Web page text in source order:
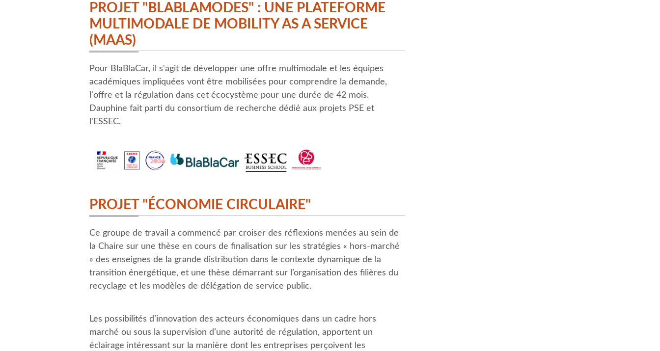
PROJET "BLABLAMODES" : UNE PLATEFORME
MULTIMODALE DE MOBILITY AS A SERVICE
(MAAS)
Pour BlaBlaCar, il s'agit de développer une offre multimodale et les équipes
académiques impliquées vont être mobilisées pour comprendre la demande,
l'offre et la régulation dans cet écocystème pour une durée de 42 mois.
Dauphine fait parti du consortium de recherche dédié aux projets PSE et
l'ESSEC.
PROJET "ÉCONOMIE CIRCULAIRE"
Ce groupe de travail a commencé par croiser des réflexions menées au sein de
la Chaire sur une thèse en cours de finalisation sur les stratégies « hors-marché
» des enseignes de la grande distribution dans le contexte dynamique de la
transition énergétique, et une thèse démarrant sur l’organisation des filières du
recyclage et les modèles de délégation de service public.
Les possibilités d’innovation des acteurs économiques dans un cadre hors
marché ou sous la supervision d’une autorité de régulation, apportent un
éclairage intéressant sur la manière dont les entreprises perçoivent les